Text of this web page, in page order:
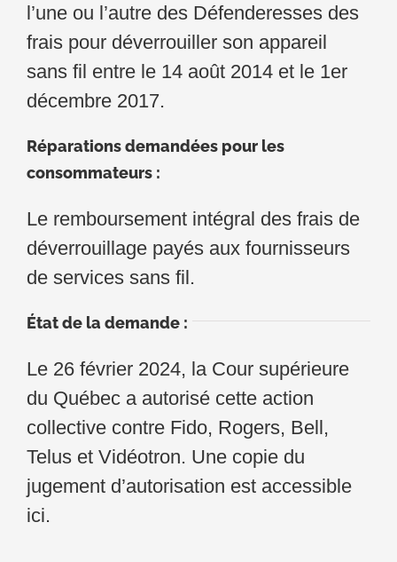
l’une ou l’autre des Défenderesses des
frais pour déverrouiller son appareil
sans fil entre le 14 août 2014 et le 1er
décembre 2017.
Réparations demandées pour les
consommateurs :
Le remboursement intégral des frais de
déverrouillage payés aux fournisseurs
de services sans fil.
État de la demande :
Le 26 février 2024, la Cour supérieure
du Québec a autorisé cette action
collective contre Fido, Rogers, Bell,
Telus et Vidéotron. Une copie du
jugement d’autorisation est accessible
ici.